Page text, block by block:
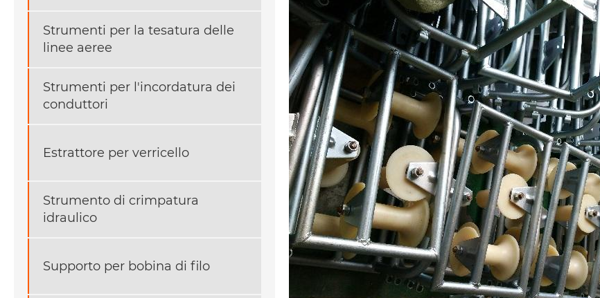
Strumenti per la tesatura delle
linee aeree
Strumenti per l'incordatura dei
conduttori
Estrattore per verricello
Strumento di crimpatura
idraulico
Supporto per bobina di filo